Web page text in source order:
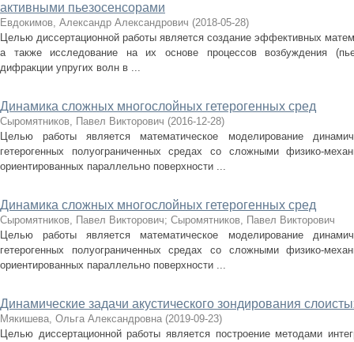
активными пьезосенсорами
Евдокимов, Александр Александрович (2018-05-28)
Целью диссертационной работы является создание эффективных
а также исследование на их основе процессов возбуждения
дифракции упругих волн в ...
Динамика сложных многослойных гетерогенных сред
Сыромятников, Павел Викторович (2016-12-28)
Целью работы является математическое моделирование
гетерогенных полуограниченных средах со сложными физико-
ориентированных параллельно поверхности ...
Динамика сложных многослойных гетерогенных сред
Сыромятников, Павел Викторович; Сыромятников, Павел Викторович
Целью работы является математическое моделирование
гетерогенных полуограниченных средах со сложными физико-
ориентированных параллельно поверхности ...
Динамические задачи акустического зондирования
Мякишева, Ольга Александровна (2019-09-23)
Целью диссертационной работы является построение методами